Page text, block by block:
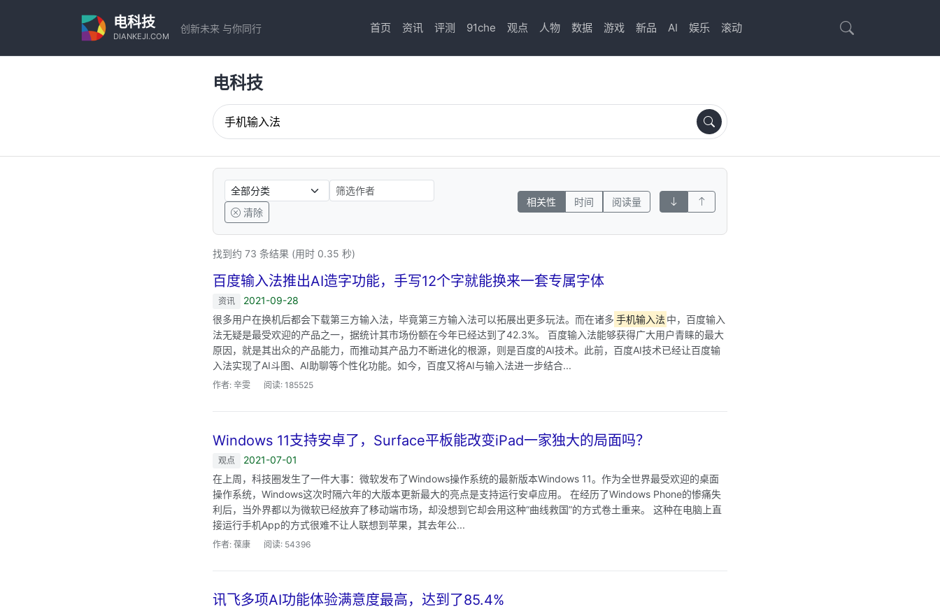
电科技
DIANKEJI.COM
创新未来 与你同行 首页 资讯 评测 91che 观点 人物 数据 游戏 新品 AI 娱乐 滚动
电科技
清除
相关性 时间 阅读量
找到约 73 条结果 (用时 0.35 秒)
百度输入法推出AI造字功能，手写12个字就能换来一套专属字体
资讯
2021-09-28
很多用户在换机后都会下载第三方输入法，毕竟第三方输入法可以拓展出更多玩法。而在诸多 手机输入法中，百度输入
法无疑是最受欢迎的产品之一，据统计其市场份额在今年已经达到了42.3%。 百度输入法能够获得广大用户青睐的最大
原因，就是其出众的产品能力，而推动其产品力不断进化的根源，则是百度的AI技术。此前，百度AI技术已经让百度输
入法实现了AI斗图、AI助聊等个性化功能。如今，百度又将AI与输入法进一步结合...
作者: 辛雯 阅读: 185525
Windows 11支持安卓了，Surface平板能改变iPad一家独大的局面吗？
观点
2021-07-01
在上周，科技圈发生了一件大事：微软发布了Windows操作系统的最新版本Windows 11。作为全世界最受欢迎的桌面
操作系统，Windows这次时隔六年的大版本更新最大的亮点是支持运行安卓应用。 在经历了Windows Phone的惨痛失
利后，当外界都以为微软已经放弃了移动端市场，却没想到它却会用这种“曲线救国”的方式卷土重来。 这种在电脑上直
接运行手机App的方式很难不让人联想到苹果，其去年公...
作者: 葆康 阅读: 54396
讯飞多项AI功能体验满意度最高，达到了85.4%